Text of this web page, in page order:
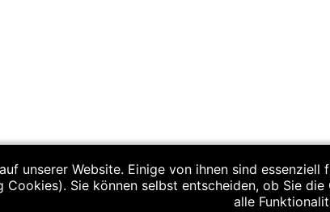
unserer Website. Einige von ihnen sind
Cookies). Sie können selbst entscheiden, ob Sie
alle